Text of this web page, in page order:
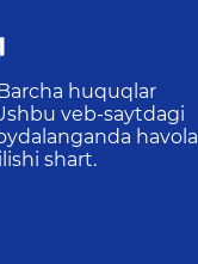
Barcha huquqlar
veb-saytdagi
havola
shart.